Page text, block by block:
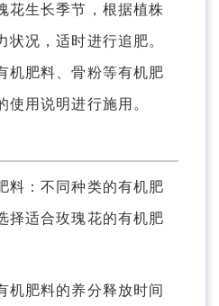
生长季节，根据植株
状况，适时进行追肥。
机肥料、骨粉等有机肥
使用说明进行施用。
：不同种类的有机肥
择适合玫瑰花的有机肥
肥料的养分释放时间